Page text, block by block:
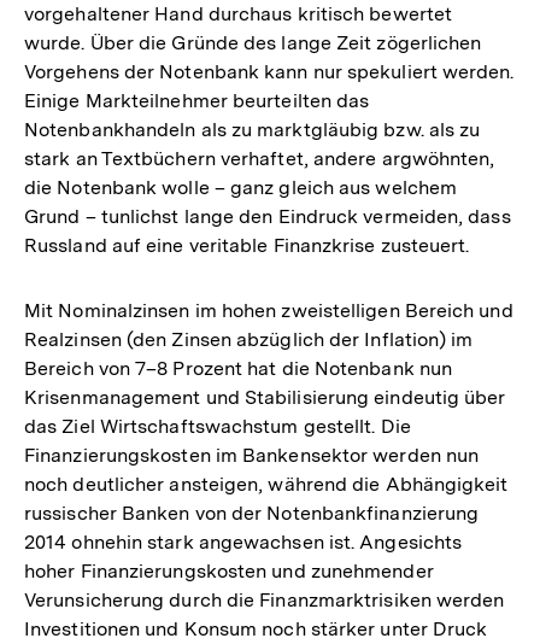
vorgehaltener Hand durchaus kritisch bewertet
wurde. Über die Gründe des lange Zeit zögerlichen
Vorgehens der Notenbank kann nur spekuliert werden.
Einige Markteilnehmer beurteilten das
Notenbankhandeln als zu marktgläubig bzw. als zu
stark an Textbüchern verhaftet, andere argwöhnten,
die Notenbank wolle – ganz gleich aus welchem
Grund – tunlichst lange den Eindruck vermeiden, dass
Russland auf eine veritable Finanzkrise zusteuert.
Mit Nominalzinsen im hohen zweistelligen Bereich und
Realzinsen (den Zinsen abzüglich der Inflation) im
Bereich von 7–8 Prozent hat die Notenbank nun
Krisenmanagement und Stabilisierung eindeutig über
das Ziel Wirtschaftswachstum gestellt. Die
Finanzierungskosten im Bankensektor werden nun
noch deutlicher ansteigen, während die Abhängigkeit
russischer Banken von der Notenbankfinanzierung
2014 ohnehin stark angewachsen ist. Angesichts
hoher Finanzierungskosten und zunehmender
Verunsicherung durch die Finanzmarktrisiken werden
Investitionen und Konsum noch stärker unter Druck